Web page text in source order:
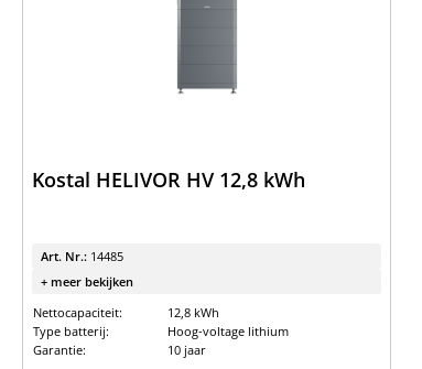
Kostal HELIVOR HV 12,8 kWh
Art. Nr.: 14485
+ meer bekijken
Nettocapaciteit:
12,8 kWh
Type batterij:
Hoog-voltage lithium
Garantie:
10 jaar